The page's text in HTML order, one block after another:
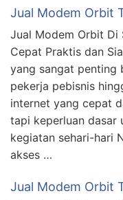
Jual Modem Orbit
Jual Modem Orbit Di
Cepat Praktis dan
yang sangat penting
pekerja pebisnis
internet yang cepat
tapi keperluan dasar
kegiatan sehari-hari
akses …
Jual Modem Orbit